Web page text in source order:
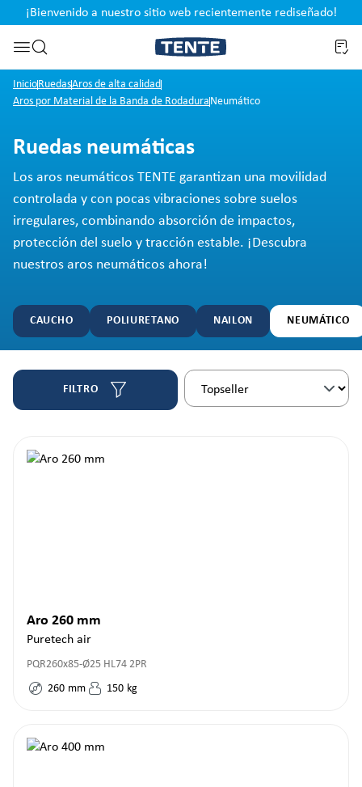
Saltar a la búsqueda
¡Bienvenido a nuestro sitio web recientemente rediseñado!
InicioRuedasAros de alta calidad
Aros por Material de la Banda de Rodadura Neumático
Ruedas neumáticas
Los aros neumáticos TENTE garantizan una movilidad
controlada y con pocas vibraciones sobre suelos
irregulares, combinando absorción de impactos,
protección del suelo y tracción estable. ¡Descubra
nuestros aros neumáticos ahora!
CAUCHO POLIURETANO NAILON NEUMÁTICO
FILTRO
Aro 260 mm
Puretech air
PQR260x85-Ø25 HL74 2PR
260 mm 150 kg